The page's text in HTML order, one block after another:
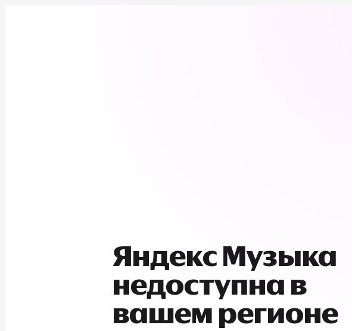
Яндекс Музыка
недоступна в
вашем регионе